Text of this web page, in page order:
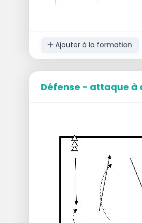
Organisation:
ventre
Entraîneur avec
terrain
L'entraîneur tape sur le
immédiatement au-
Les joueurs doivent se
et renvoyer le ballon
Ajouter à la formation
Défense - attaque à